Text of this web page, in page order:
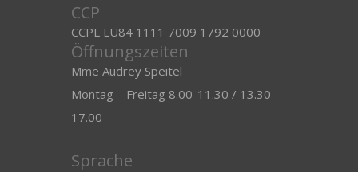
CCP
CCPL LU84 1111 7009 1792 0000
Öffnungszeiten
Mme Audrey Speitel
Montag – Freitag 8.00-11.30 / 13.30-
17.00
Sprache